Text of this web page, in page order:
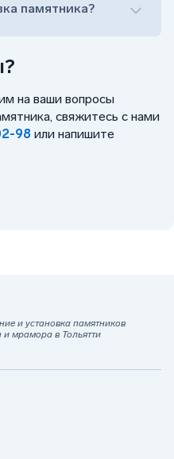
на ваши вопросы
свяжитесь с нами
98 или напишите
памятника?
и установка памятников
и мрамора в Тольятти